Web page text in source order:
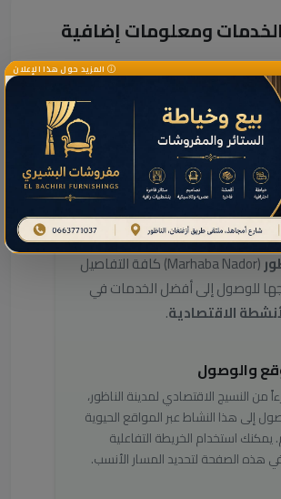
ومعلومات إضافية
دليل خدمات هذا النشاط
بالناظور
معلومات التواصل معهذا
مدينة الناظور؟ يوفر لكدليل
(Marhaba Nador) كافة التفاصيل
للوصول إلى أفضل الخدمات في
الاقتصادية.
والوصول
من النسيج الاقتصادي لمدينة الناظور،
إلى هذا النشاط عبر المواقع الحيوية
يمكنك استخدام الخريطة التفاعلية
هذه الصفحة لتحديد المسار الأنسب.
المزيد حول هذا الإعلان